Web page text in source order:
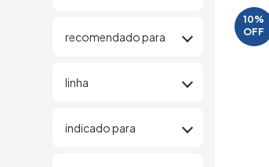
recomendado para
linha
indicado para
10%
OFF